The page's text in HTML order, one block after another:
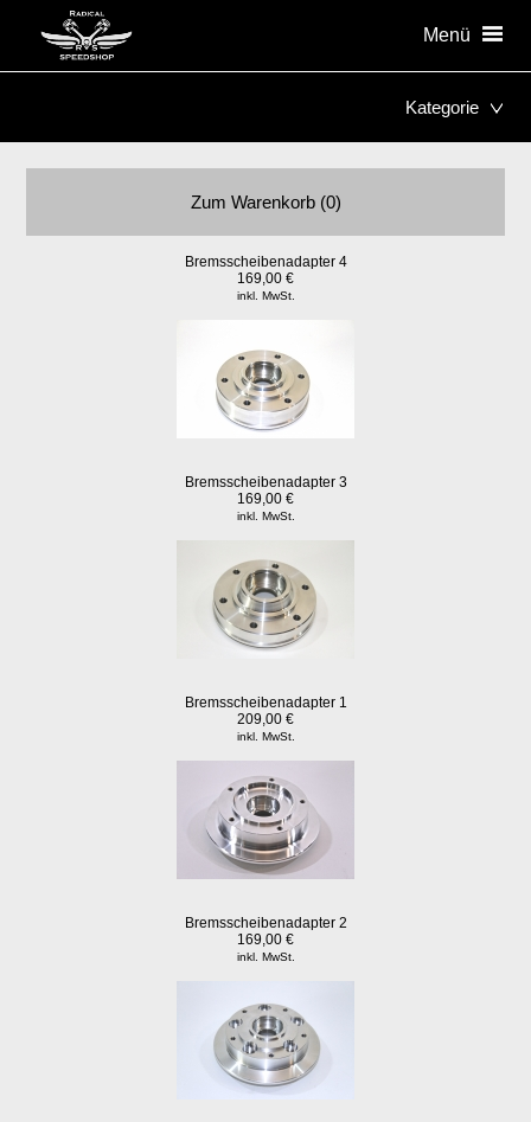
Zum Warenkorb (0)
Bremsscheibenadapter 4
169,00 €
inkl. MwSt.
Bremsscheibenadapter 3
169,00 €
inkl. MwSt.
Bremsscheibenadapter 1
209,00 €
inkl. MwSt.
Bremsscheibenadapter 2
169,00 €
inkl. MwSt.
Kategorie
Menü